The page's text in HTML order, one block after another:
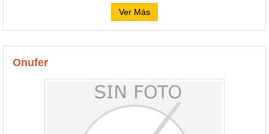
Ver Más
Onufer